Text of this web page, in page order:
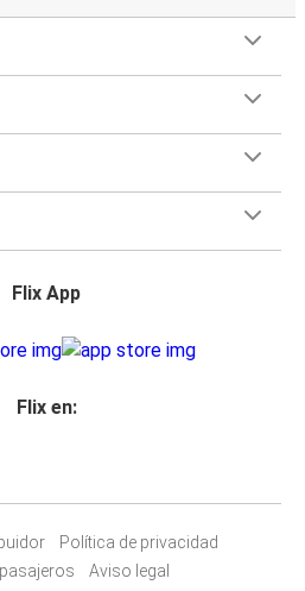
Flix App
Flix en:
Política de privacidad
Aviso legal